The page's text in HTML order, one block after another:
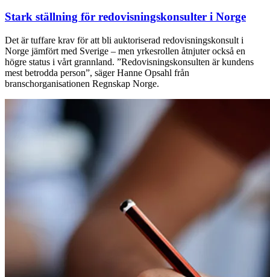
Stark ställning för redovisnings­konsulter i Norge
Det är tuffare krav för att bli auktoriserad redovisningskonsult i
Norge jämfört med Sverige – men yrkesrollen åtnjuter också en
högre status i vårt grannland. ”Redovisningskonsulten är kundens
mest betrodda person”, säger Hanne Opsahl från
branschorganisationen Regnskap Norge.